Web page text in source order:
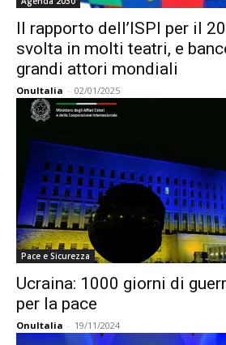
Il rapporto dell’ISPI per il
svolta in molti teatri, e
grandi attori mondiali
OnuItalia - 02/01/2025
Pace e Sicurezza
Ucraina: 1000 giorni di
per la pace
OnuItalia - 19/11/2024